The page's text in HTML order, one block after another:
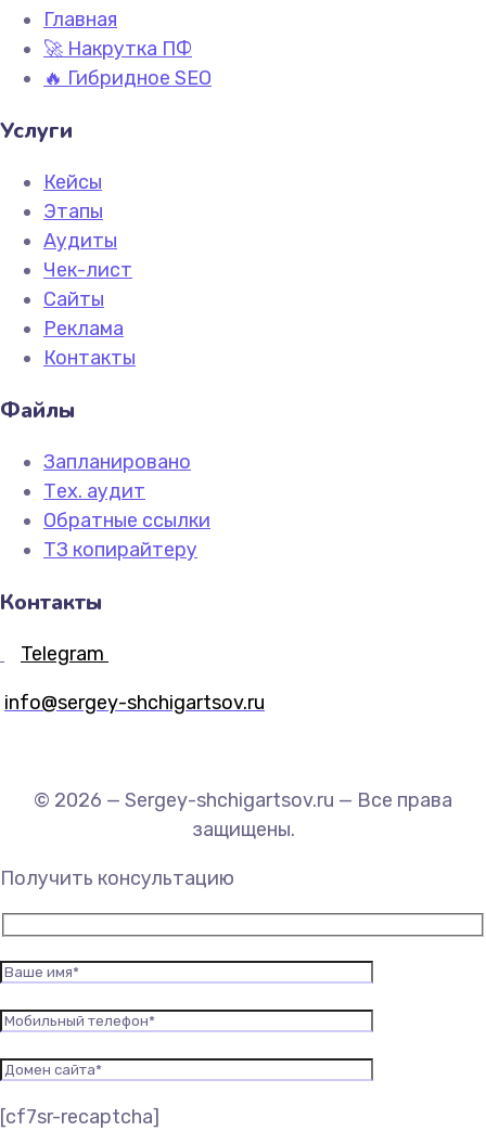
Главная
🚀 Накрутка ПФ
🔥 Гибридное SEO
Услуги
Кейсы
Этапы
Аудиты
Чек-лист
Сайты
Реклама
Контакты
Файлы
Запланировано
Тех. аудит
Обратные ссылки
ТЗ копирайтеру
Контакты
Telegram
info@sergey-shchigartsov.ru
© 2026 — Sergey-shchigartsov.ru — Все права
защищены.
Получить консультацию
[cf7sr-recaptcha]